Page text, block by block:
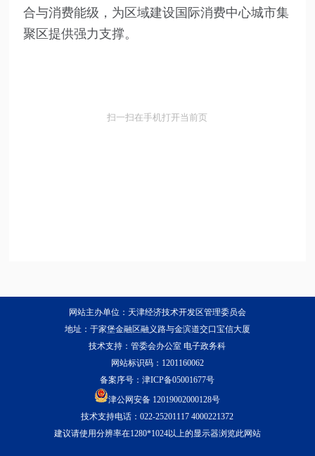
合与消费能级，为区域建设国际消费中心城市集
聚区提供强力支撑。
扫一扫在手机打开当前页
网站主办单位：天津经济技术开发区管理委员会
地址：于家堡金融区融义路与金滨道交口宝信大厦
技术支持：管委会办公室 电子政务科
网站标识码：1201160062
备案序号：津ICP备05001677号
津公网安备 12019002000128号
技术支持电话：022-25201117 4000221372
建议请使用分辨率在1280*1024以上的显示器浏览此网站